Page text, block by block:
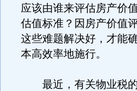
应该由谁来评估房产价
估值标准？因房产价值
这些难题解决好，才能
本高效率地施行。
最近，有关物业税的